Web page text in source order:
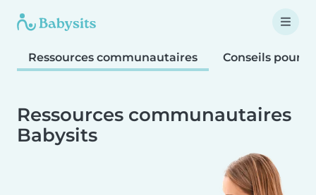
Ressources communautaires Conseils pour
Ressources communautaires
Babysits